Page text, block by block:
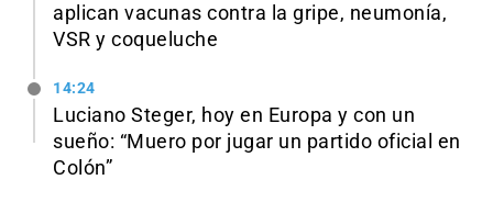
aplican vacunas contra la gripe, neumonía,
VSR y coqueluche
14:24
Luciano Steger, hoy en Europa y con un
sueño: “Muero por jugar un partido oficial en
Colón”